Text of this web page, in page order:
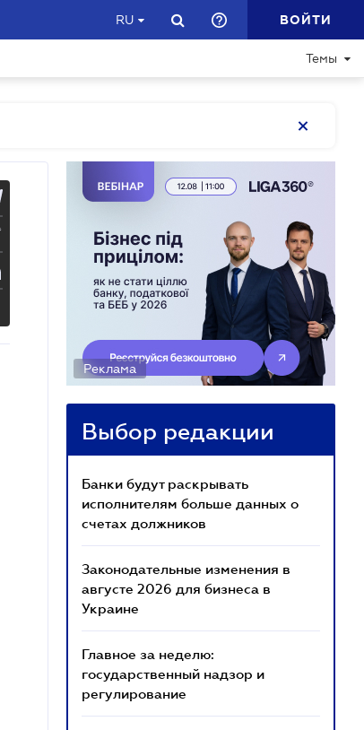
RU ВОЙТИ
Темы
Реклама
Выбор редакции
Банки будут раскрывать
исполнителям больше данных о
счетах должников
Законодательные изменения в
августе 2026 для бизнеса в
Украине
Главное за неделю:
государственный надзор и
регулирование